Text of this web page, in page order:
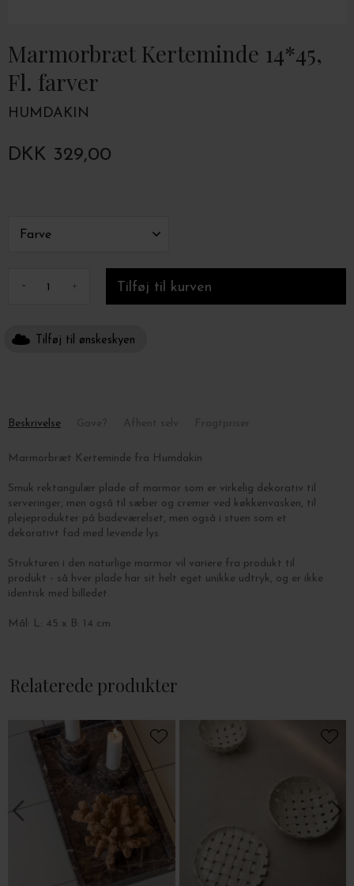
Marmorbræt Kerteminde 14*45,
Fl. farver
HUMDAKIN
DKK 329,00
- +
Tilføj til ønskeskyen
Beskrivelse
Marmorbræt Kerteminde fra Humdakin
Smuk rektangulær plade af marmor som er virkelig dekorativ til
serveringer, men også til sæber og cremer ved køkkenvasken, til
plejeprodukter på badeværelset, men også i stuen som et
dekorativt fad med levende lys.
Strukturen i den naturlige marmor vil variere fra produkt til
produkt - så hver plade har sit helt eget unikke udtryk, og er ikke
identisk med billedet.
Mål: L: 45 x B: 14 cm.
Relaterede produkter